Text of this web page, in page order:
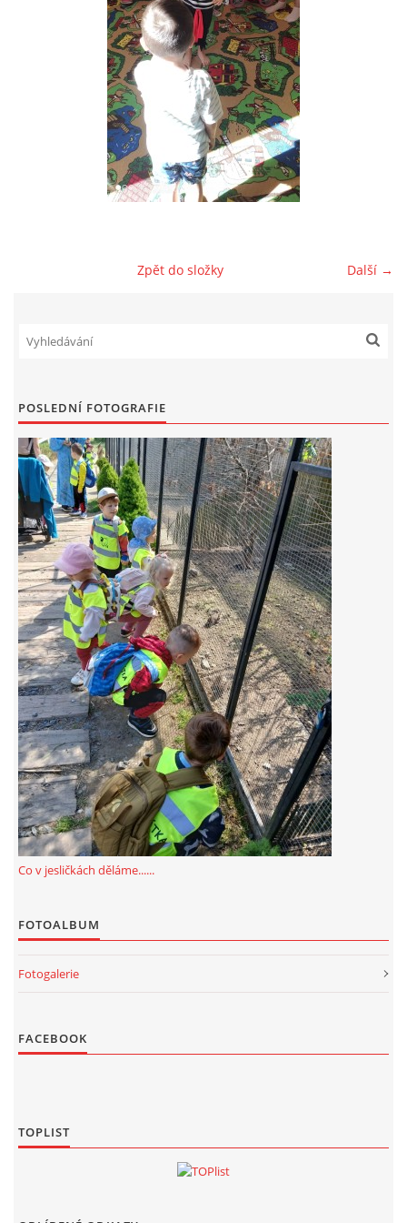
VÝCHOVNÝ PLÁN PÉČE
JAK PROBÍHÁ ADAPTACE V NAŠÍ DĚTSKÉ SKUPINĚ
FOTOALBUM
© 2026 eStránky.cz
Další →
Zpět do složky
POSLEDNÍ FOTOGRAFIE
Co v jesličkách děláme......
FOTOALBUM
Fotogalerie
FACEBOOK
TOPLIST